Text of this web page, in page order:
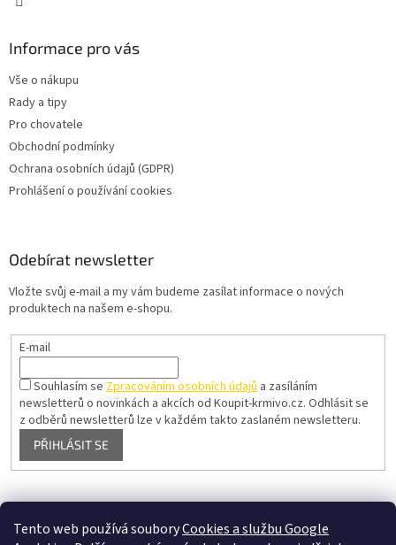
Tento web používá souboryCookies a službu Google
Informace pro vás
Vše o nákupu
Rady a tipy
Pro chovatele
Obchodní podmínky
Ochrana osobních údajů (GDPR)
Prohlášení o používání cookies
Odebírat newsletter
Vložte svůj e-mail a my vám budeme zasílat informace o nových
produktech na našem e-shopu.
E-mail
Souhlasím se Zpracováním osobních údajů a zasíláním
newsletterů o novinkách a akcích od Koupit-krmivo.cz. Odhlásit se
z odběrů newsletterů lze v každém takto zaslaném newsletteru.
PŘIHLÁSIT SE